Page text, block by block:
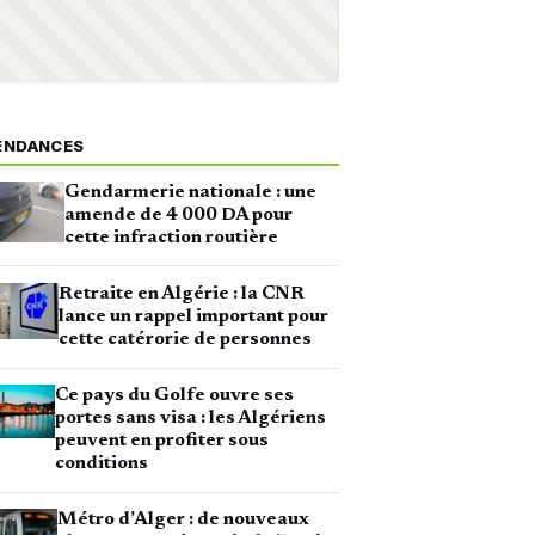
Gendarmerie nationale : une
amende de 4 000 DA pour
cette infraction routière
Retraite en Algérie : la CNR
lance un rappel important pour
cette catérorie de personnes
Ce pays du Golfe ouvre ses
portes sans visa : les Algériens
peuvent en profiter sous
conditions
Métro d’Alger : de nouveaux